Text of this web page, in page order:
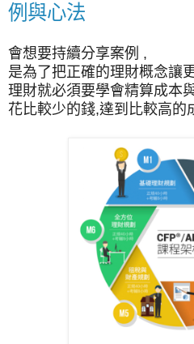
例與心法
會想要持續分享案例 ,
是為了把正確的理財概念讓
理財就必須要學會精算成本
花比較少的錢,達到比較高的